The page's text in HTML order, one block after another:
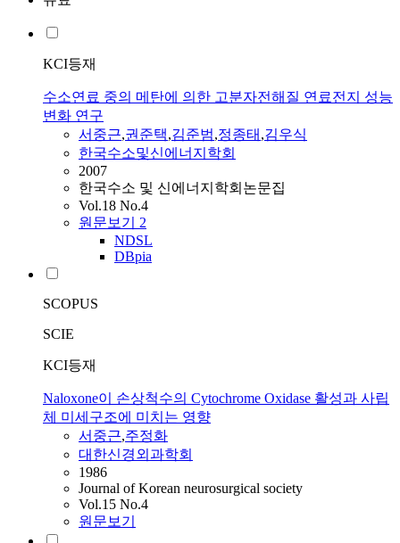
KCI등재
수소연료 중의 메탄에 의한 고분자전해질 연료전지 성능
변화 연구
서중근,권준택,김준범,정종태 ,김우식
한국수소및신에너지학회
2007
한국수소 및 신에너지학회논문집
Vol.18 No.4
원문보기 2
NDSL
DBpia
SCOPUS
SCIE
KCI등재
Naloxone이 손상척수의 Cytochrome Oxidase 활성과 사립
체 미세구조에 미치는 영향
서중근,주정화
대한신경외과학회
1986
Journal of Korean neurosurgical society
Vol.15 No.4
원문보기